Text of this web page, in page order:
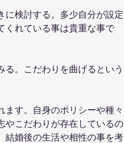
に検討する。多少自分が設定
くれている事は貴重な事で
。こだわりを曲げるという
す。自身のポリシーや種々
やこだわりが存在しているの
結婚後の生活や相性の事を考